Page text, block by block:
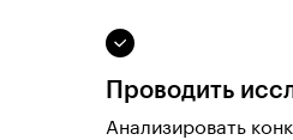
Проводить
Анализировать